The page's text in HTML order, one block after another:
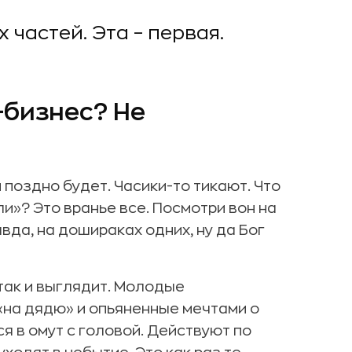
частей. Эта – первая.
Не
будет. Часики-то тикают. Что
Это вранье все. Посмотри вон на
на дошираках одних, ну да Бог
и выглядит. Молодые
дядю» и опьяненные мечтами о
в омут с головой. Действуют по